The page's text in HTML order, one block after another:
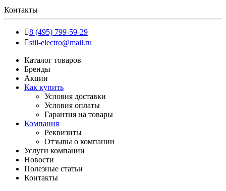
Контакты
8 (495) 799-59-29
stil-electro@mail.ru
Каталог товаров
Бренды
Акции
Как купить
Условия доставки
Условия оплаты
Гарантия на товары
Компания
Реквизиты
Отзывы о компании
Услуги компании
Новости
Полезные статьи
Контакты